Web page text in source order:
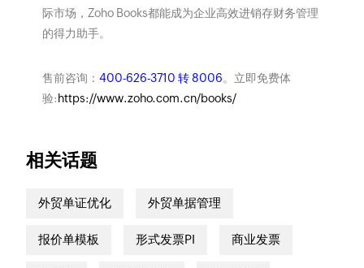
际市场，Zoho Books都能成为企业高效进销存财务管理
的得力助手。
售前咨询： 400-626-3710 转 8006。立即免费体
验: https://www.zoho.com.cn/books/
相关话题
外贸单证优化 外贸单据管理
报价单模板 形式发票PI 商业发票